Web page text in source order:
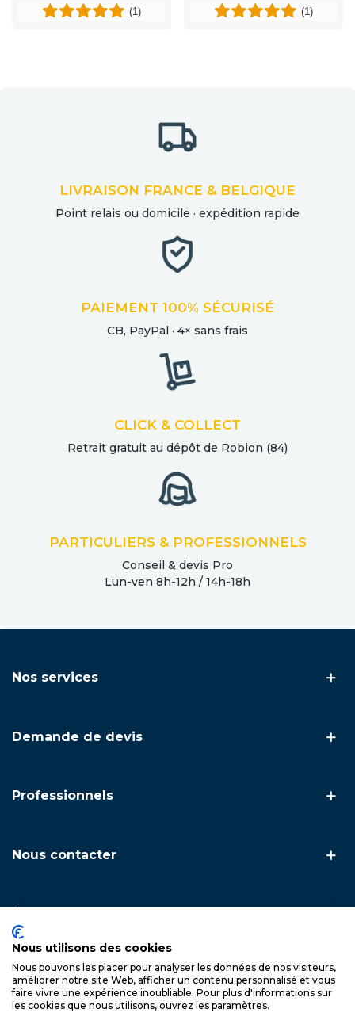
(1)
(1)
LIVRAISON FRANCE & BELGIQUE
Point relais ou domicile · expédition rapide
PAIEMENT 100% SÉCURISÉ
CB, PayPal · 4× sans frais
CLICK & COLLECT
Retrait gratuit au dépôt de Robion (84)
PARTICULIERS & PROFESSIONNELS
Conseil & devis Pro
Lun-ven 8h-12h / 14h-18h
Nos services
Demande de devis
Professionnels
Nous contacter
Copyright © 2026. FSA Inox — L'inox technique & artisanal ·
Spécialiste du garde-corps et du câble inox
Nous utilisons des cookies
Nous pouvons les placer pour analyser les données de nos visiteurs,
améliorer notre site Web, afficher un contenu personnalisé et vous
faire vivre une expérience inoubliable. Pour plus d'informations sur
les cookies que nous utilisons, ouvrez les paramètres.